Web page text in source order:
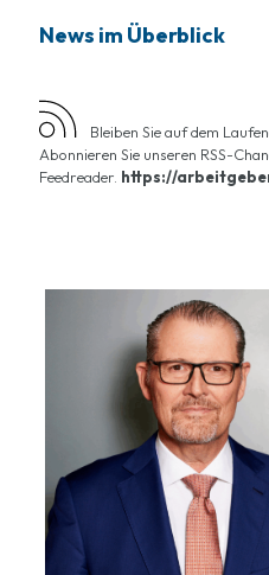
News im Überblick
Bleiben Sie auf dem
Abonnieren Sie unseren RSS-
Feedreader. https://